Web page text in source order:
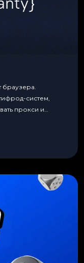
браузера.
систем,
прокси и